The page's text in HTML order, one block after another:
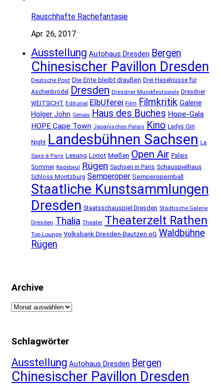
Rauschhafte Rachefantasie
Apr. 26, 2017
Ausstellung Autohaus Dresden Bergen
Chinesischer Pavillon Dresden
Deutsche Post Die Ente bleibt draußen Drei Haselnüsse für
Aschenbrödel
Dresden Dresdner Musikfestspiele Dresdner
WEITSICHT Editorial ElbUferei Film Filmkritik Galerie
Holger John Genuss Haus des Buches Hope-Gala
HOPE Cape Town Japanisches Palais Kino Ladys Gin
Night Landesbühnen Sachsen La
Saxe à Paris Lesung Loriot Meißen Open Air Palais
Sommer Radebeul Rügen Sachsen in Paris Schauspielhaus
Schloss Moritzburg Semperoper Semperopernball
Staatliche Kunstsammlungen
Dresden Staatsschauspiel Dresden Städtische Galerie
Dresden Thalia Theater Theaterzelt Rathen
Top Lounge Volksbank Dresden-Bautzen eG Waldbühne
Rügen
Archive
Archive
Schlagwörter
Ausstellung Autohaus Dresden Bergen
Chinesischer Pavillon Dresden